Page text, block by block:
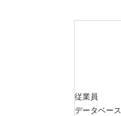
従業員
データベース